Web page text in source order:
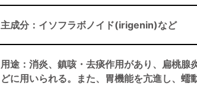
主成分：イソフラボノイド(irigenin)など
用途：消炎、鎮咳・去痰作用があり、扁桃腺
どに用いられる。また、胃機能を亢進し、蠕